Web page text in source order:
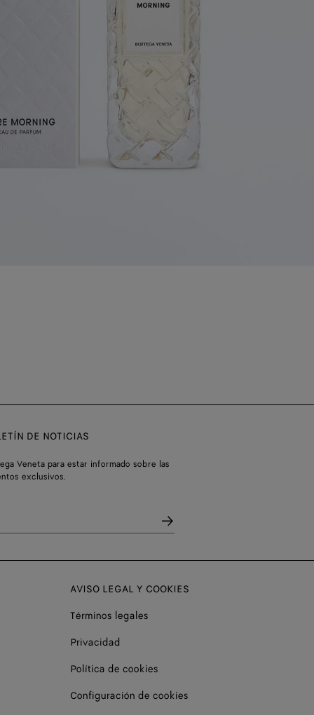
DE NOTICIAS
Veneta para estar informado sobre las
exclusivos.
AVISO LEGAL Y COOKIES
Términos legales
Privacidad
Política de cookies
Configuración de cookies